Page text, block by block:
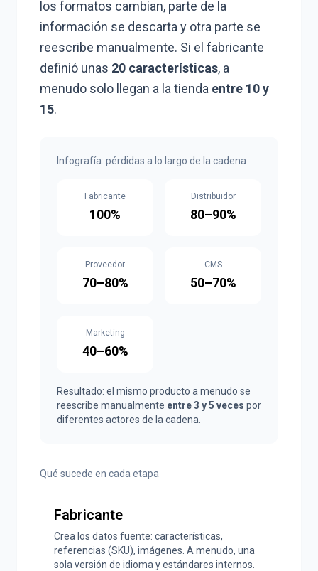
los formatos cambian, parte de la
información se descarta y otra parte se
reescribe manualmente. Si el fabricante
definió unas 20 características, a
menudo solo llegan a la tienda entre 10 y
15.
Infografía: pérdidas a lo largo de la cadena
Fabricante
100%
Distribuidor
80–90%
Proveedor
70–80%
CMS
50–70%
Marketing
40–60%
Resultado: el mismo producto a menudo se
reescribe manualmente entre 3 y 5 veces por
diferentes actores de la cadena.
Qué sucede en cada etapa
Fabricante
Crea los datos fuente: características,
referencias (SKU), imágenes. A menudo, una
sola versión de idioma y estándares internos.